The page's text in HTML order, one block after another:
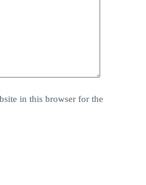
in this browser for the